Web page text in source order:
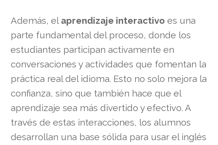
Además, el aprendizaje interactivo es una
parte fundamental del proceso, donde los
estudiantes participan activamente en
conversaciones y actividades que fomentan la
práctica real del idioma. Esto no solo mejora la
confianza, sino que también hace que el
aprendizaje sea más divertido y efectivo. A
través de estas interacciones, los alumnos
desarrollan una base sólida para usar el inglés